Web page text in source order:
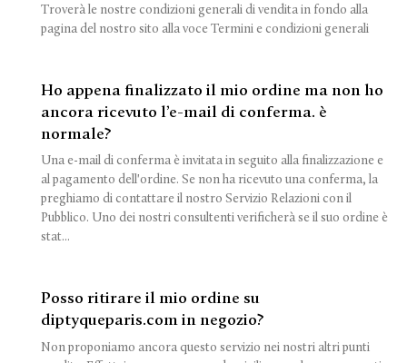
Troverà le nostre condizioni generali di vendita in fondo alla
pagina del nostro sito alla voce Termini e condizioni generali
Ho appena finalizzato il mio ordine ma non ho
ancora ricevuto l’e-mail di conferma. è
normale?
Una e-mail di conferma è invitata in seguito alla finalizzazione e
al pagamento dell'ordine. Se non ha ricevuto una conferma, la
preghiamo di contattare il nostro Servizio Relazioni con il
Pubblico. Uno dei nostri consultenti verificherà se il suo ordine è
stat...
Posso ritirare il mio ordine su
diptyqueparis.com in negozio?
Non proponiamo ancora questo servizio nei nostri altri punti